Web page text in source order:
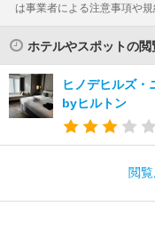
は事業者による注意事項や
ホテルやスポットの閲
ヒノデヒルズ・
byヒルトン
閲